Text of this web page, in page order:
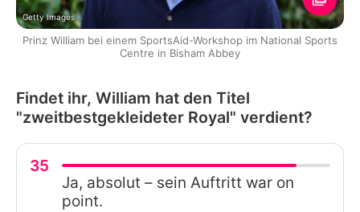
Getty Images
Prinz William bei einem SportsAid-Workshop im National Sports
Centre in Bisham Abbey
Findet ihr, William hat den Titel
"zweitbestgekleideter Royal" verdient?
35
Ja, absolut – sein Auftritt war on
point.